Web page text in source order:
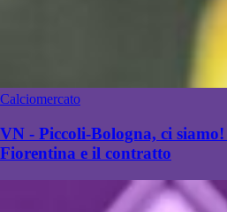
Calciomercato
VN - Piccoli-Bologna, ci
Fiorentina e il contratto